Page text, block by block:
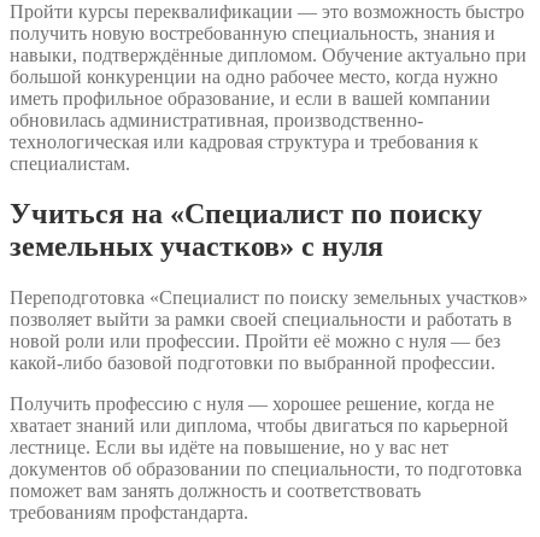
Пройти курсы переквалификации — это возможность быстро
получить новую востребованную специальность, знания и
навыки, подтверждённые дипломом. Обучение актуально при
большой конкуренции на одно рабочее место, когда нужно
иметь профильное образование, и если в вашей компании
обновилась административная, производственно-
технологическая или кадровая структура и требования к
специалистам.
Учиться на «Специалист по поиску
земельных участков» с нуля
Переподготовка «Специалист по поиску земельных участков»
позволяет выйти за рамки своей специальности и работать в
новой роли или профессии. Пройти её можно с нуля — без
какой-либо базовой подготовки по выбранной профессии.
Получить профессию с нуля — хорошее решение, когда не
хватает знаний или диплома, чтобы двигаться по карьерной
лестнице. Если вы идёте на повышение, но у вас нет
документов об образовании по специальности, то подготовка
поможет вам занять должность и соответствовать
требованиям профстандарта.